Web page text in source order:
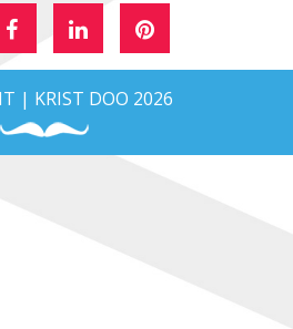
| KRIST DOO 2026